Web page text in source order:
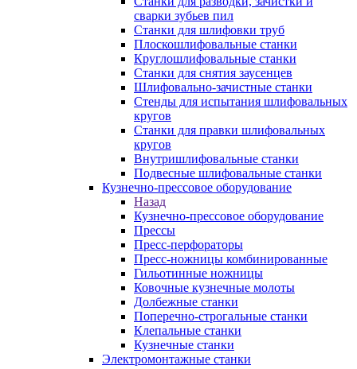
сварки зубьев пил
Станки для шлифовки труб
Плоскошлифовальные станки
Круглошлифовальные станки
Станки для снятия заусенцев
Шлифовально-зачистные станки
Стенды для испытания шлифовальных
кругов
Станки для правки шлифовальных
кругов
Внутришлифовальные станки
Подвесные шлифовальные станки
Кузнечно-прессовое оборудование
Назад
Кузнечно-прессовое оборудование
Прессы
Пресс-перфораторы
Пресс-ножницы комбинированные
Гильотинные ножницы
Ковочные кузнечные молоты
Долбежные станки
Поперечно-строгальные станки
Клепальные станки
Кузнечные станки
Электромонтажные станки